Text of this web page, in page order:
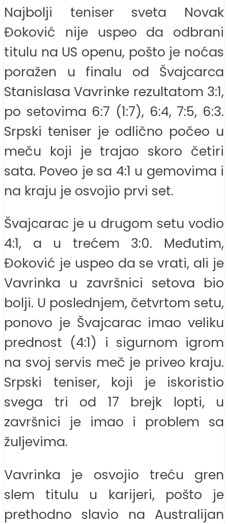
Najbolji teniser sveta Novak
Đoković nije uspeo da odbrani
titulu na US openu, pošto je noćas
poražen u finalu od Švajcarca
Stanislasa Vavrinke rezultatom 3:1,
po setovima 6:7 (1:7), 6:4, 7:5, 6:3.
Srpski teniser je odlično počeo u
meču koji je trajao skoro četiri
sata. Poveo je sa 4:1 u gemovima i
na kraju je osvojio prvi set.
Švajcarac je u drugom setu vodio
4:1, a u trećem 3:0. Međutim,
Đoković je uspeo da se vrati, ali je
Vavrinka u završnici setova bio
bolji. U poslednjem, četvrtom setu,
ponovo je Švajcarac imao veliku
prednost (4:1) i sigurnom igrom
na svoj servis meč je priveo kraju.
Srpski teniser, koji je iskoristio
svega tri od 17 brejk lopti, u
završnici je imao i problem sa
žuljevima.
Vavrinka je osvojio treću gren
slem titulu u karijeri, pošto je
prethodno slavio na Australijan